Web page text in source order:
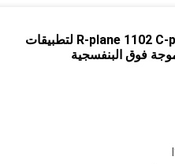
R-plane 1102 C-plane 0001 Sapphire Wafer لتطبيقات
فوق البنفسجية